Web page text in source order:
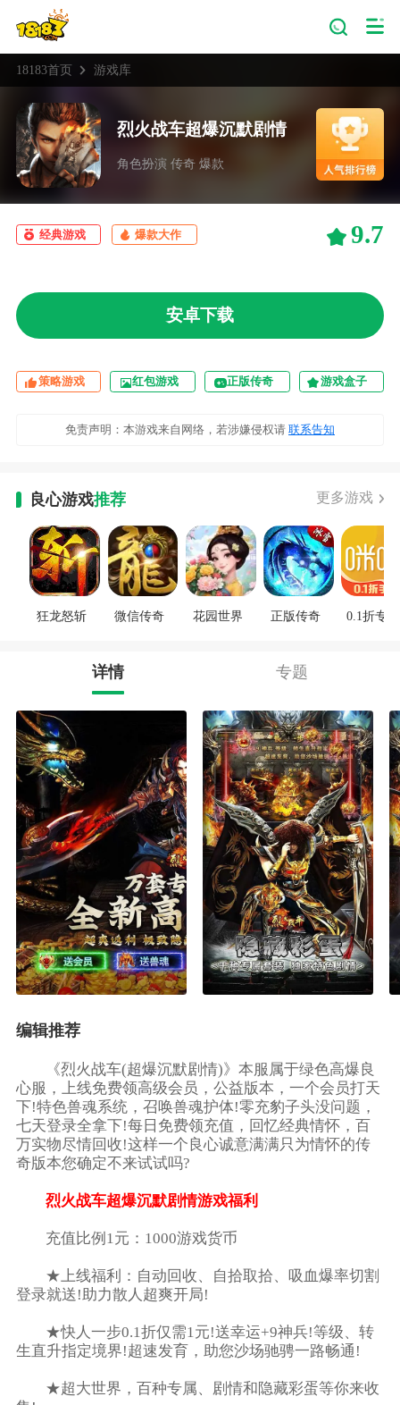
18183首页 游戏库
烈火战车超爆沉默剧情
角色扮演 传奇 爆款
经典游戏 爆款大作 9.7
安卓下载
策略游戏 红包游戏 正版传奇 游戏盒子
免责声明：本游戏来自网络，若涉嫌侵权请 联系告知
良心游戏推荐 更多游戏
狂龙怒斩 微信传奇 花园世界 正版传奇 0.1折专区
详情 专题
编辑推荐
《烈火战车(超爆沉默剧情)》本服属于绿色高爆良
心服，上线免费领高级会员，公益版本，一个会员打天
下!特色兽魂系统，召唤兽魂护体!零充豹子头没问题，
七天登录全拿下!每日免费领充值，回忆经典情怀，百
万实物尽情回收!这样一个良心诚意满满只为情怀的传
奇版本您确定不来试试吗?
烈火战车超爆沉默剧情游戏福利
充值比例1元：1000游戏货币
★上线福利：自动回收、自拾取拾、吸血爆率切割
登录就送!助力散人超爽开局!
★快人一步0.1折仅需1元!送幸运+9神兵!等级、转
生直升指定境界!超速发育，助您沙场驰骋一路畅通!
★超大世界，百种专属、剧情和隐藏彩蛋等你来收